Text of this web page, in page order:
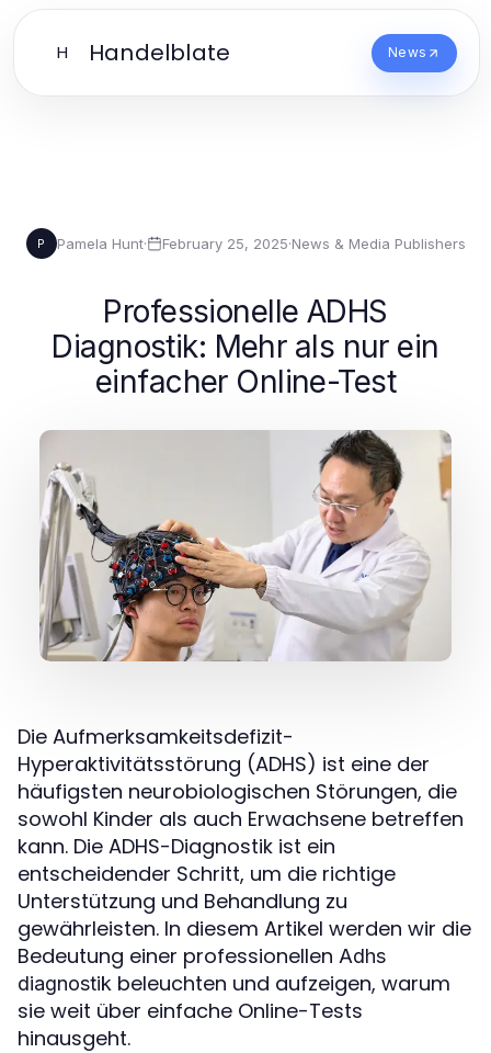
H Handelblate News
P Pamela Hunt· February 25, 2025·News & Media Publishers
Professionelle ADHS
Diagnostik: Mehr als nur ein
einfacher Online-Test
Die Aufmerksamkeitsdefizit-
Hyperaktivitätsstörung (ADHS) ist eine der
häufigsten neurobiologischen Störungen, die
sowohl Kinder als auch Erwachsene betreffen
kann. Die ADHS-Diagnostik ist ein
entscheidender Schritt, um die richtige
Unterstützung und Behandlung zu
gewährleisten. In diesem Artikel werden wir die
Bedeutung einer professionellen Adhs
diagnostik beleuchten und aufzeigen, warum
sie weit über einfache Online-Tests
hinausgeht.